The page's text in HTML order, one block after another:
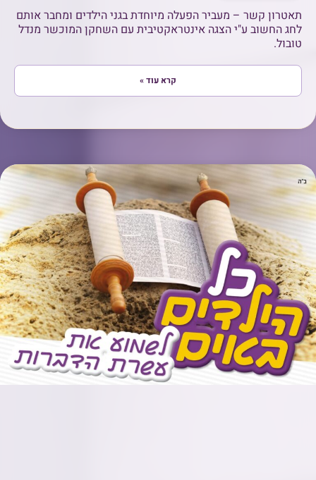
תאטרון קשר – מעביר הפעלה מיוחדת בגני הילדים ומחבר אותם
לחג החשוב ע"י הצגה אינטראקטיבית עם השחקן המוכשר מנדל
טובול.
קרא עוד »